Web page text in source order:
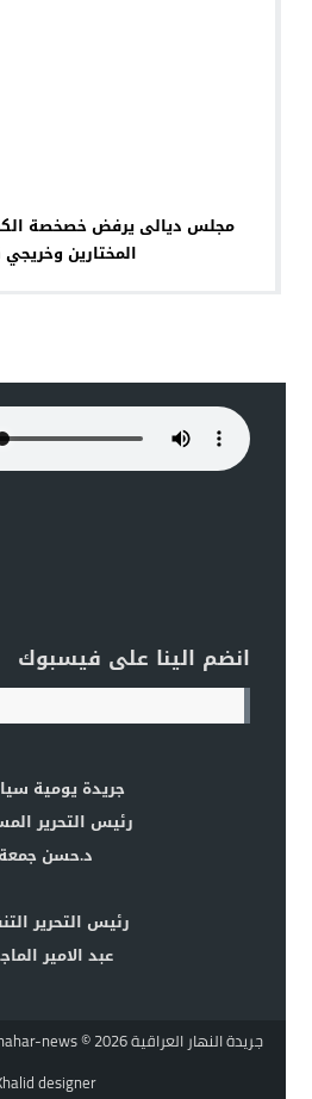
مجلس ديالى يرفض خصخصة
المختارين
انضم الينا على فيسبوك
جريدة يومية
رئيس التحرير
د.حسن جمعة
رئيس التحرير
عبد الامير
جريدة النهار العراقية alnahar-news© 2026 جميع الحقوق محفوظة.
designer